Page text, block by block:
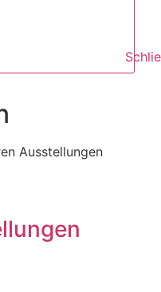
Ausstellungen